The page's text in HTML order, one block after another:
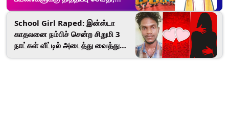
தொடங்கியது வந்தே பாரத் இரயில்
சேவை.!
School Girl Raped: இன்ஸ்டா
காதலனை நம்பிச் சென்ற சிறுமி 3
நாட்கள் வீட்டில் அடைத்து வைத்து